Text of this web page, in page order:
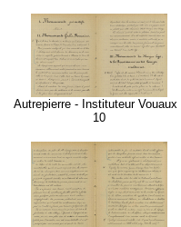
Autrepierre - Instituteur Vouaux
10